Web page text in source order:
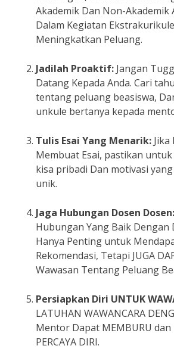
Akademik Dan Non-Akademik
Dalam Kegiatan
Meningkatkan Peluang.
Jadilah Proaktif: Jangan
Datang Kepada Anda. Cari
tentang peluang beasiswa,
unkule bertanya kepada
Tulis Esai Yang Menarik:
Membuat Esai, pastikan
kisa pribadi Dan motivasi
unik.
Jaga Hubungan Dosen Dosen:
Hubungan Yang Baik Dengan
Hanya Penting untuk
Rekomendasi, Tetapi JUGA
Wawasan Tentang Peluang
Persiapkan Diri UNTUK
LATUHAN WAWANCARA
Mentor Dapat MEMBURU dan
PERCAYA DIRI.